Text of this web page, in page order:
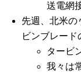
送電網
先週、北米の
ビンブレード
タービ
我々は